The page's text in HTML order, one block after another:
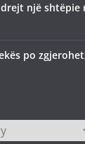
një shtëpie
po